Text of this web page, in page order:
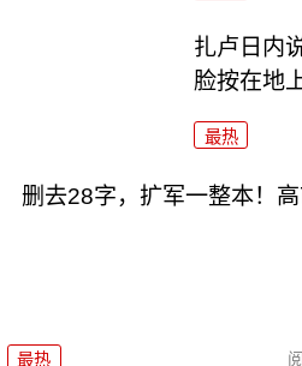
扎卢日内
脸按在地
最热
删去28字，扩军一整本！
最热